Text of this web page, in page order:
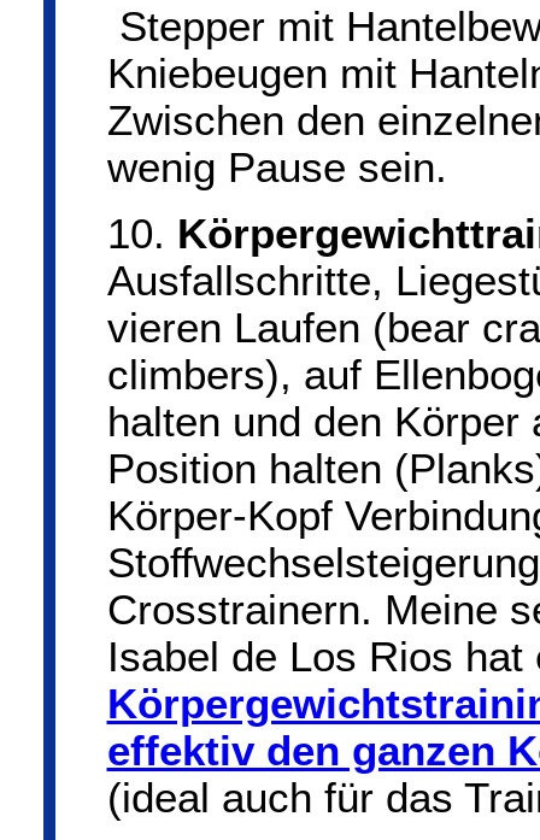
Stepper mit
Kniebeugen mit
Zwischen den
wenig Pause sein.
10.
Ausfallschritte,
vieren Laufen (bear
climbers), auf
halten und den
Position halten
Körper-Kopf
Crosstrainern. Meine
Isabel de Los Rios hat
effektiv den ganzen
(ideal auch für das